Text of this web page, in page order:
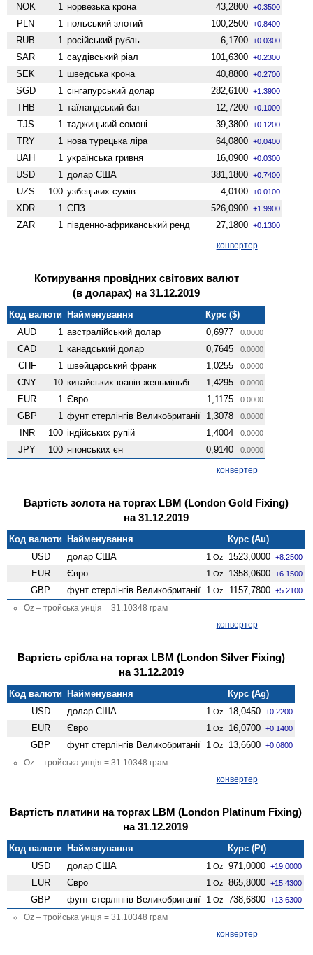
NOK 1 норвезька крона 43,2800 +0.3500
PLN 1 польський злотий 100,2500 +0.8400
RUB 1 російський рубль 6,1700 +0.0300
SAR 1 саудівський ріал 101,6300 +0.2300
SEK 1 шведська крона 40,8800 +0.2700
SGD 1 сінгапурський долар 282,6100 +1.3900
THB 1 таїландський бат 12,7200 +0.1000
TJS 1 таджицький сомоні 39,3800 +0.1200
TRY 1 нова турецька ліра 64,0800 +0.0400
UAH 1 українська гривня 16,0900 +0.0300
USD 1 долар США 381,1800 +0.7400
UZS 100 узбецьких сумів 4,0100 +0.0100
XDR 1 СПЗ 526,0900 +1.9900
ZAR 1 південно-африканський ренд 27,1800 +0.1300
конвертер
Котирування провідних світових валют
(в доларах) на 31.12.2019
Код валюти Найменування
Курс ($)
AUD
1 австралійський долар 0,6977 0.0000
CAD 1 канадський долар 0,7645 0.0000
CHF 1 швейцарський франк 1,0255 0.0000
CNY 10 китайських юанів женьмiньбi 1,4295 0.0000
EUR 1 Євро 1,1175 0.0000
GBP 1 фунт стерлінгів Велико­британії 1,3078 0.0000
INR 100 індійських рупій 1,4004 0.0000
JPY 100 японських єн 0,9140 0.0000
конвертер
Вартість золота на торгах LBM (London Gold Fixing)
на 31.12.2019
Код валюти Найменування
Курс (Au)
USD
долар США 1 Oz 1523,0000 +8.2500
EUR Євро 1 Oz 1358,0600 +6.1500
GBP фунт стерлінгів Велико­британії 1 Oz 1157,7800 +5.2100
Oz – тройська унція = 31.10348 грам
конвертер
Вартість срібла на торгах LBM (London Silver Fixing)
на 31.12.2019
Код валюти Найменування
Курс (Ag)
USD
долар США 1 Oz 18,0450 +0.2200
EUR Євро 1 Oz 16,0700 +0.1400
GBP фунт стерлінгів Велико­британії 1 Oz 13,6600 +0.0800
Oz – тройська унція = 31.10348 грам
конвертер
Вартість платини на торгах LBM (London Platinum Fixing)
на 31.12.2019
Код валюти Найменування
Курс (Pt)
USD
долар США 1 Oz 971,0000 +19.0000
EUR Євро 1 Oz 865,8000 +15.4300
GBP фунт стерлінгів Велико­британії 1 Oz 738,6800 +13.6300
Oz – тройська унція = 31.10348 грам
конвертер